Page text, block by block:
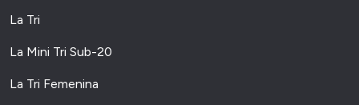
La Tri
La Mini Tri Sub-20
La Tri Femenina